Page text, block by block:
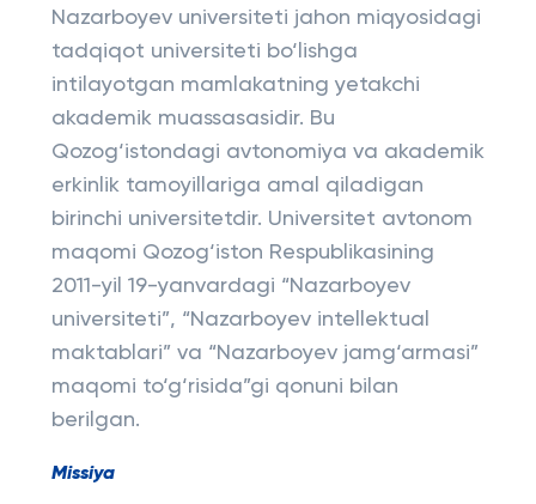
Nazarboyev universiteti jahon miqyosidagi
tadqiqot universiteti bo‘lishga
intilayotgan mamlakatning yetakchi
akademik muassasasidir. Bu
Qozog‘istondagi avtonomiya va akademik
erkinlik tamoyillariga amal qiladigan
birinchi universitetdir. Universitet avtonom
maqomi Qozog‘iston Respublikasining
2011-yil 19-yanvardagi “Nazarboyev
universiteti”, “Nazarboyev intellektual
maktablari” va “Nazarboyev jamg‘armasi”
maqomi to‘g‘risida”gi qonuni bilan
berilgan.
Missiya